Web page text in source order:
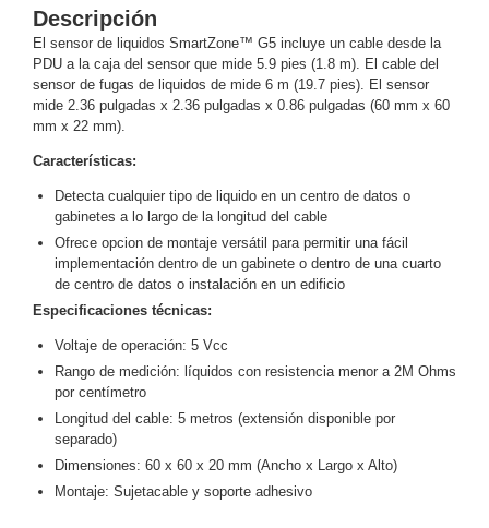
/ DVI /
HDMI
Cámaras
IP y NVRs
Ambientes
Salinos
(Anticorrosión)
Decodificadores
de
VideoCuboDomo
/ Eyeball /
TurretFisheye
y
HemisféricasLente
MotorizadoNVRs
Network
Video
RecordersProfesionales
-
Descripción
El sensor de liquidos SmartZone™ G5 incluye un cable desde la
PDU a la caja del sensor que mide 5.9 pies (1.8 m). El cable del
sensor de fugas de liquidos de mide 6 m (19.7 pies). El sensor
mide 2.36 pulgadas x 2.36 pulgadas x 0.86 pulgadas (60 mm x 60
mm x 22 mm).
Características:
Detecta cualquier tipo de liquido en un centro de datos o
gabinetes a lo largo de la longitud del cable
Ofrece opcion de montaje versátil para permitir una fácil
implementación dentro de un gabinete o dentro de una cuarto
de centro de datos o instalación en un edificio
Especificaciones técnicas:
Voltaje de operación: 5 Vcc
Rango de medición: líquidos con resistencia menor a 2M Ohms
por centímetro
Longitud del cable: 5 metros (extensión disponible por
separado)
Dimensiones: 60 x 60 x 20 mm (Ancho x Largo x Alto)
Montaje: Sujetacable y soporte adhesivo